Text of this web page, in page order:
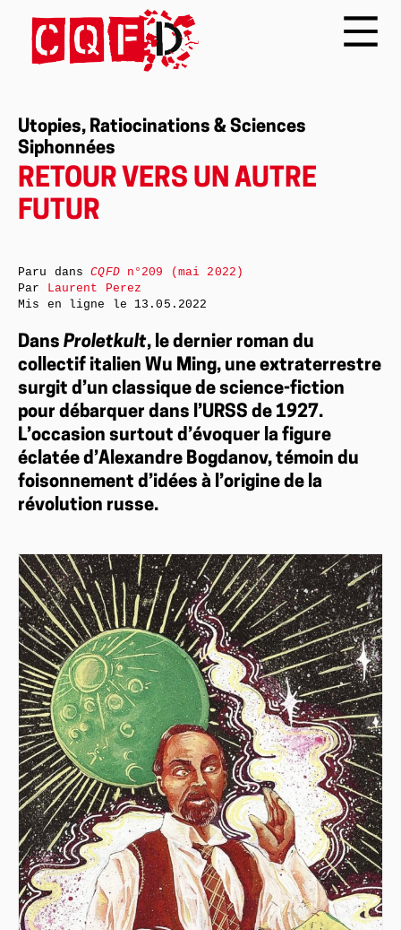
Utopies, Ratiocinations & Sciences
Siphonnées
RETOUR VERS UN AUTRE
FUTUR
Dans Proletkult, le dernier roman du
collectif italien Wu Ming, une extraterrestre
surgit d’un classique de science-fiction
pour débarquer dans l’URSS de 1927.
L’occasion surtout d’évoquer la figure
éclatée d’Alexandre Bogdanov, témoin du
foisonnement d’idées à l’origine de la
révolution russe.
Paru dansCQFDn°209 (mai 2022)
Par Laurent Perez
Mis en ligne le 13.05.2022